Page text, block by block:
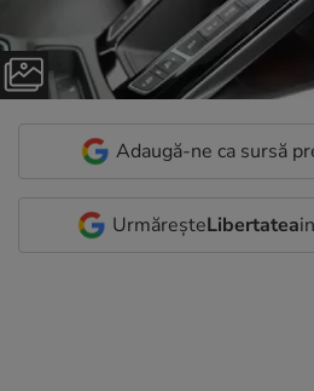
Adaugă-ne ca sursă
UrmăreșteLibertatea